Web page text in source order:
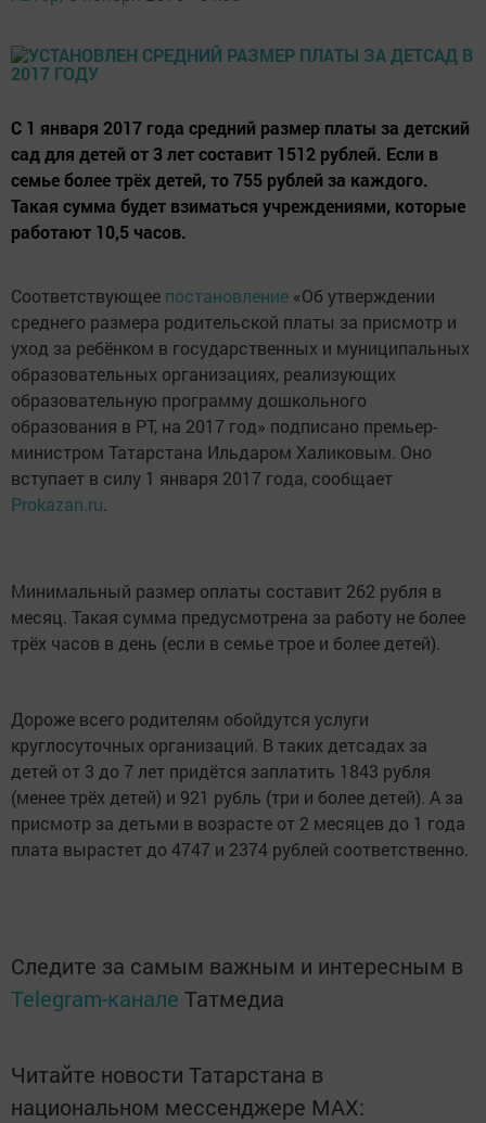
С 1 января 2017 года средний размер платы за детский
сад для детей от 3 лет составит 1512 рублей. Если в
семье более трёх детей, то 755 рублей за каждого.
Такая сумма будет взиматься учреждениями, которые
работают 10,5 часов.
Соответствующее постановление «Об утверждении
среднего размера родительской платы за присмотр и
уход за ребёнком в государственных и муниципальных
образовательных организациях, реализующих
образовательную программу дошкольного
образования в РТ, на 2017 год» подписано премьер-
министром Татарстана Ильдаром Халиковым. Оно
вступает в силу 1 января 2017 года, сообщает
Prokazan.ru.
Минимальный размер оплаты составит 262 рубля в
месяц. Такая сумма предусмотрена за работу не более
трёх часов в день (если в семье трое и более детей).
Дороже всего родителям обойдутся услуги
круглосуточных организаций. В таких детсадах за
детей от 3 до 7 лет придётся заплатить 1843 рубля
(менее трёх детей) и 921 рубль (три и более детей). А за
присмотр за детьми в возрасте от 2 месяцев до 1 года
плата вырастет до 4747 и 2374 рублей соответственно.
Следите за самым важным и интересным в
Telegram-канале Татмедиа
Читайте новости Татарстана в
национальном мессенджере MАХ: